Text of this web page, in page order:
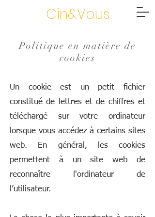
Cin&Vous
Politique en matière de
cookies
Un cookie est un petit fichier
constitué de lettres et de chiffres et
téléchargé sur votre ordinateur
lorsque vous accédez à certains sites
web. En général, les cookies
permettent à un site web de
reconnaître l'ordinateur de
l’utilisateur.